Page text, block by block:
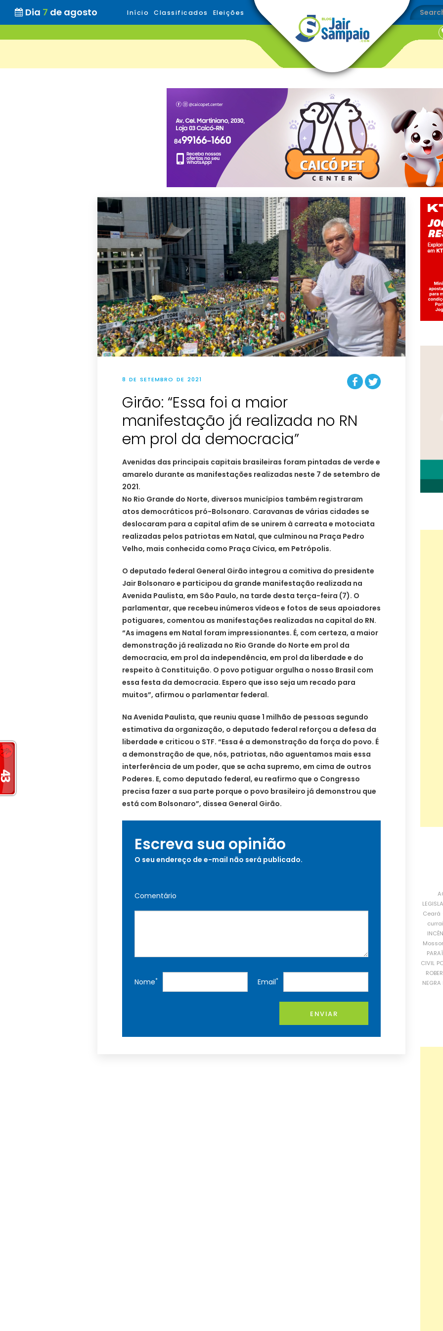
Dia 7 de agosto Início Classificados Eleições
8 DE SETEMBRO DE 2021
Girão: “Essa foi a maior
manifestação já realizada no RN
em prol da democracia”
Avenidas das principais capitais brasileiras foram pintadas de verde e
amarelo durante as manifestações realizadas neste 7 de setembro de
2021.
No Rio Grande do Norte, diversos municípios também registraram
atos democráticos pró-Bolsonaro. Caravanas de várias cidades se
deslocaram para a capital afim de se unirem à carreata e motociata
realizadas pelos patriotas em Natal, que culminou na Praça Pedro
Velho, mais conhecida como Praça Cívica, em Petrópolis.
O deputado federal General Girão integrou a comitiva do presidente
Jair Bolsonaro e participou da grande manifestação realizada na
Avenida Paulista, em São Paulo, na tarde desta terça-feira (7). O
parlamentar, que recebeu inúmeros vídeos e fotos de seus apoiadores
potiguares, comentou as manifestações realizadas na capital do RN.
“As imagens em Natal foram impressionantes. É, com certeza, a maior
demonstração já realizada no Rio Grande do Norte em prol da
democracia, em prol da independência, em prol da liberdade e do
respeito à Constituição. O povo potiguar orgulha o nosso Brasil com
essa festa da democracia. Espero que isso seja um recado para
muitos”, afirmou o parlamentar federal.
Na Avenida Paulista, que reuniu quase 1 milhão de pessoas segundo
estimativa da organização, o deputado federal reforçou a defesa da
liberdade e criticou o STF. “Essa é a demonstração da força do povo. É
a demonstração de que, nós, patriotas, não aguentamos mais essa
interferência de um poder, que se acha supremo, em cima de outros
Poderes. E, como deputado federal, eu reafirmo que o Congresso
precisa fazer a sua parte porque o povo brasileiro já demonstrou que
está com Bolsonaro”, dissea General Girão.
Escreva sua opinião
O seu endereço de e-mail não será publicado.
Comentário
Nome* Email*
ENVIAR
Ceará
CIVIL
NEGRA